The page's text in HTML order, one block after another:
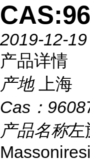
2019-12-19
产品详情
产地
上海
Cas：
产品名称左